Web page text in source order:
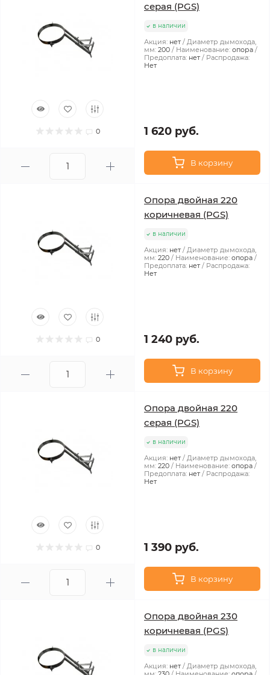
0
серая (PGS)
в наличии
Акция: нет
Диаметр дымохода,
мм: 200 Наименование: опора
Предоплата: нет
Распродажа:
Нет
1 620 руб.
В корзину
0
Опора двойная 220
коричневая (PGS)
в наличии
Акция: нет
Диаметр дымохода,
мм: 220 Наименование: опора
Предоплата: нет
Распродажа:
Нет
1 240 руб.
В корзину
0
Опора двойная 220
серая (PGS)
в наличии
Акция: нет
Диаметр дымохода,
мм: 220 Наименование: опора
Предоплата: нет
Распродажа:
Нет
1 390 руб.
В корзину
Опора двойная 230
коричневая (PGS)
в наличии
Акция: нет
Диаметр дымохода,